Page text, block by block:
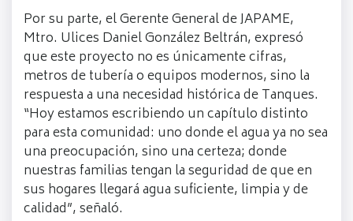
Por su parte, el Gerente General de JAPAME,
Mtro. Ulices Daniel González Beltrán, expresó
que este proyecto no es únicamente cifras,
metros de tubería o equipos modernos, sino la
respuesta a una necesidad histórica de Tanques.
“Hoy estamos escribiendo un capítulo distinto
para esta comunidad: uno donde el agua ya no sea
una preocupación, sino una certeza; donde
nuestras familias tengan la seguridad de que en
sus hogares llegará agua suficiente, limpia y de
calidad”, señaló.